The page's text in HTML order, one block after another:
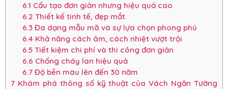
6.1 Cấu tạo đơn giản nhưng hiệu quả cao
6.2 Thiết kế tinh tế, đẹp mắt
6.3Đa dạng mẫu mã và sự lựa chọn phong phú
6.4 Khả năng cách âm, cách nhiệt vượt trội
6.5Tiết kiệm chi phí và thi công đơn giản
6.6 Chống cháy lan hiệu quả
6.7Độ bền màu lên đến 30 năm
7 Khám phá thông số kỹ thuật của Vách Ngăn Tường